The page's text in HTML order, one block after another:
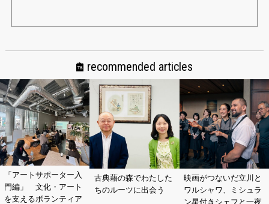
recommended articles
「アートサポーター入
門編」 文化・アート
を支えるボランティア
古典藉の森でわたした
ちのルーツに出会う
映画がつないだ立川と
ワルシャワ、ミシュラ